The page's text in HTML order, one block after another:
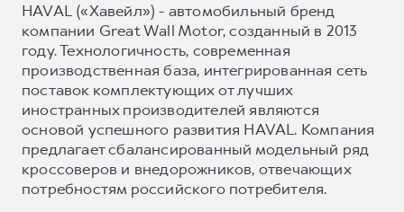
HAVAL («Хавейл») - автомобильный бренд
компании Great Wall Motor, созданный в 2013
году. Технологичность, современная
производственная база, интегрированная сеть
поставок комплектующих от лучших
иностранных производителей являются
основой успешного развития HAVAL. Компания
предлагает сбалансированный модельный ряд
кроссоверов и внедорожников, отвечающих
потребностям российского потребителя.